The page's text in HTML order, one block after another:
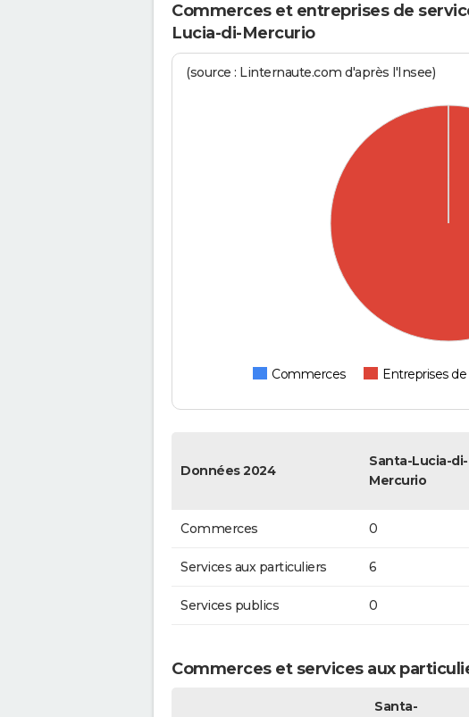
Commerces et entreprises de
Lucia-di-Mercurio
(source : Linternaute.com d'après l'Insee)
Commerces Entreprises
Données 2024
Santa-Lucia-di-
Mercurio
Commerces 0
Services aux particuliers 6
Services publics 0
Commerces et services aux
Santa-